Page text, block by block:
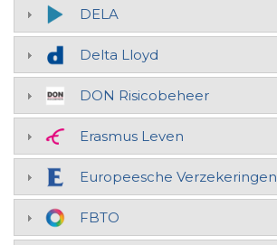
DELA
Delta Lloyd
DON Risicobeheer
Erasmus Leven
Europeesche Verzekeringen
FBTO